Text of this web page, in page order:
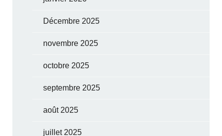
Décembre 2025
novembre 2025
octobre 2025
septembre 2025
août 2025
juillet 2025